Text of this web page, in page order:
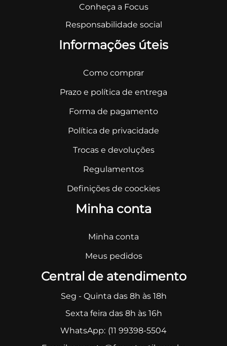
Conheça a Focus
Responsabilidade social
Informações úteis
Como comprar
Prazo e política de entrega
Forma de pagamento
Política de privacidade
Trocas e devoluções
Regulamentos
Definições de coockies
Minha conta
Minha conta
Meus pedidos
Central de atendimento
Seg - Quinta das 8h às 18h
Sexta feira das 8h às 16h
WhatsApp: (11 99398-5504